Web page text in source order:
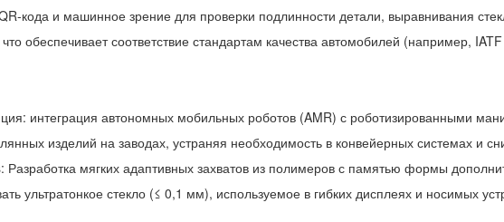
кода и машинное зрение для проверки подлинности детали, выравнивания
обеспечивает соответствие стандартам качества автомобилей (например,
интеграция автономных мобильных роботов (AMR) с роботизированными
изделий на заводах, устраняя необходимость в конвейерных системах и
мягких адаптивных захватов из полимеров с памятью формы
ультратонкое стекло (≤ 0,1 мм), используемое в гибких дисплеях и носимых